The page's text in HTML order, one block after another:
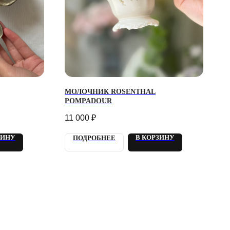
МОЛОЧНИК ROSENTHAL
POMPADOUR
11 000 ₽
ПОДРОБНЕЕ В КОРЗИНУ